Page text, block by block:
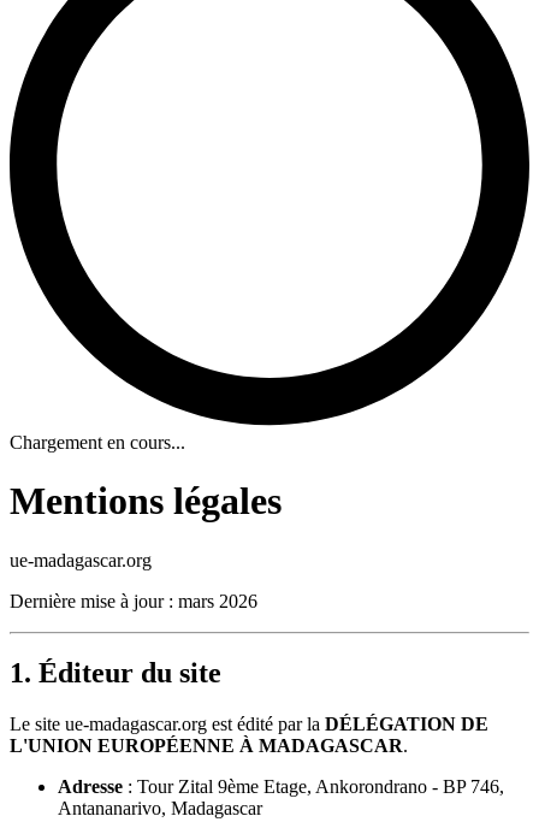
Chargement en cours...
Mentions légales
ue-madagascar.org
Dernière mise à jour : mars 2026
1. Éditeur du site
Le site ue-madagascar.org est édité par la DÉLÉGATION DE
L'UNION EUROPÉENNE À MADAGASCAR.
Adresse : Tour Zital 9ème Etage, Ankorondrano - BP 746,
Antananarivo, Madagascar